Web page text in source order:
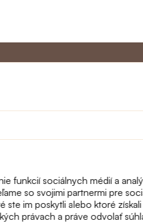
funkcií sociálnych médií a
so svojimi partnermi pre
ste im poskytli alebo ktoré
právach a práve odvolať
Študent